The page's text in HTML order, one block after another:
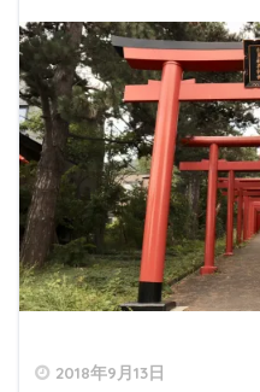
2018年9月13日